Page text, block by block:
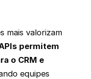
mais valorizam
permitem
o CRM e
equipes